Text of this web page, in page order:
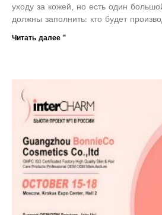
уходу за кожей, но есть один
должны заполнить: кто будет
Читать далее "